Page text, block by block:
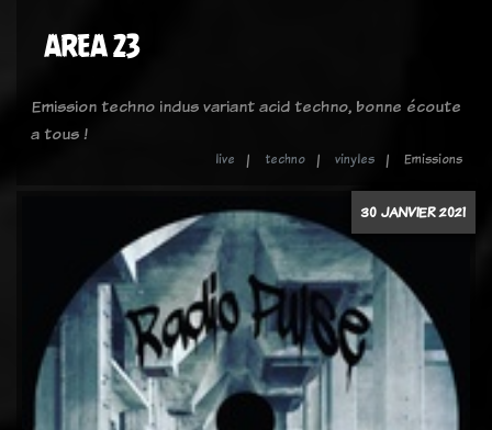
AREA 23
Emission techno indus variant acid techno, bonne écoute
a tous !
live techno vinyles Emissions
30 JANVIER 2021